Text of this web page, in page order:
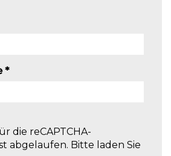
*
die reCAPTCHA-
abgelaufen. Bitte laden Sie